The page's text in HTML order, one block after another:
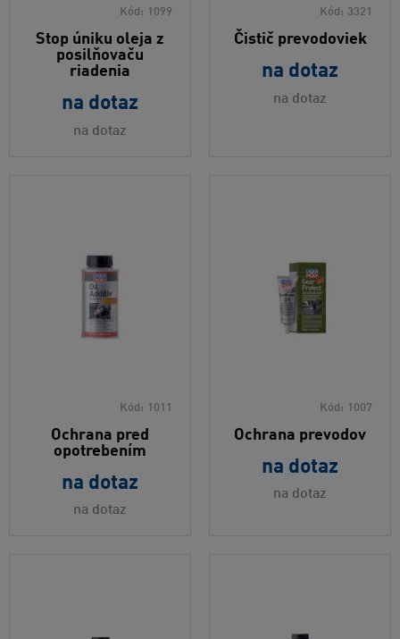
Kód: 1099
Stop úniku oleja z
posilňovaču
riadenia
na dotaz
na dotaz
Kód: 3321
Čistič prevodoviek
na dotaz
na dotaz
Kód: 1011
Ochrana pred
opotrebením
na dotaz
na dotaz
Kód: 1007
Ochrana prevodov
na dotaz
na dotaz